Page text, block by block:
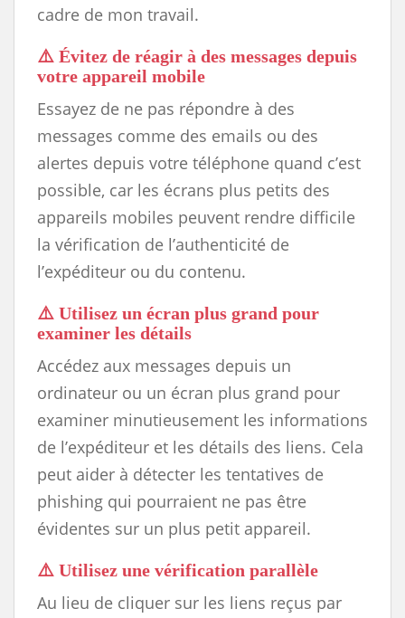
cadre de mon travail.
⚠️ Évitez de réagir à des messages depuis
votre appareil mobile
Essayez de ne pas répondre à des
messages comme des emails ou des
alertes depuis votre téléphone quand c’est
possible, car les écrans plus petits des
appareils mobiles peuvent rendre difficile
la vérification de l’authenticité de
l’expéditeur ou du contenu.
⚠️ Utilisez un écran plus grand pour
examiner les détails
Accédez aux messages depuis un
ordinateur ou un écran plus grand pour
examiner minutieusement les informations
de l’expéditeur et les détails des liens. Cela
peut aider à détecter les tentatives de
phishing qui pourraient ne pas être
évidentes sur un plus petit appareil.
⚠️ Utilisez une vérification parallèle
Au lieu de cliquer sur les liens reçus par